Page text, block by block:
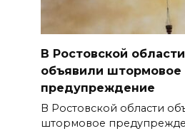
В Ростовской
объявили штормовое
предупреждение
В Ростовской области
штормовое